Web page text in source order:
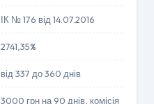
ІК № 176 від 14.07.2016
2741,35%
від 337 до 360 днів
3000 грн на 90 днів, комісія